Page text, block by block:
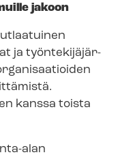
jakoon
ja työn­te­ki­jä­jär­
kanssa toista
alan